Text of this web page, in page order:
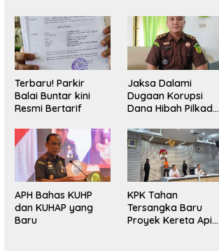
Terbaru! Parkir
Balai Buntar kini
Resmi Bertarif
Jaksa Dalami
Dugaan Korupsi
Dana Hibah Pilkada
Kaur
APH Bahas KUHP
dan KUHAP yang
Baru
KPK Tahan
Tersangka Baru
Proyek Kereta Api